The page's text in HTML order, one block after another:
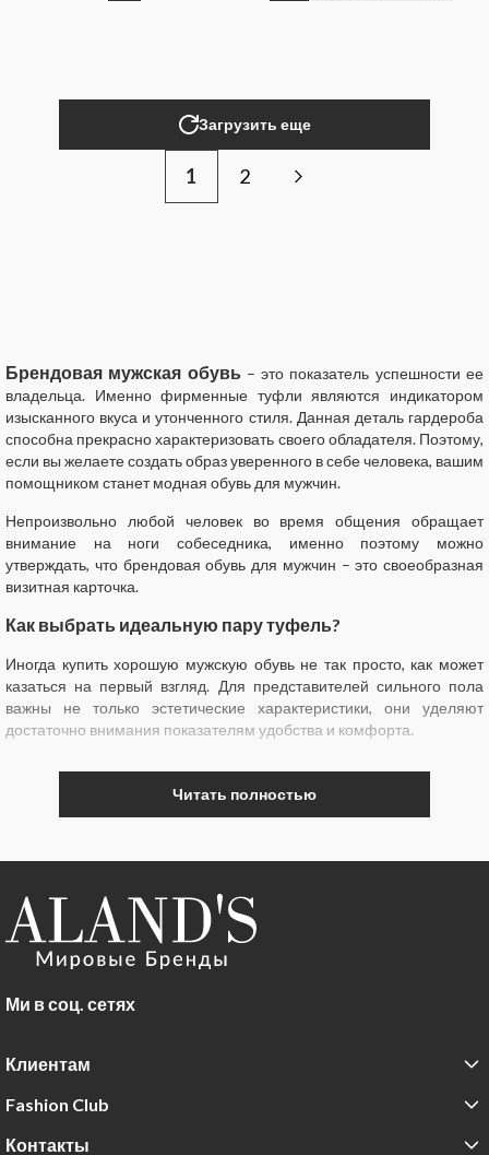
Загрузить еще
1 2
Брендовая мужская обувь– это показатель успешности ее
владельца. Именно фирменные туфли являются индикатором
изысканного вкуса и утонченного стиля. Данная деталь гардероба
способна прекрасно характеризовать своего обладателя. Поэтому,
если вы желаете создать образ уверенного в себе человека, вашим
помощником станет модная обувь для мужчин.
Непроизвольно любой человек во время общения обращает
внимание на ноги собеседника, именно поэтому можно
утверждать, что брендовая обувь для мужчин – это своеобразная
визитная карточка.
Как выбрать идеальную пару туфель?
Иногда купить хорошую мужскую обувь не так просто, как может
казаться на первый взгляд. Для представителей сильного пола
важны не только эстетические характеристики, они уделяют
достаточно внимания показателям удобства и комфорта.
Разумеется, качественная обувь для мужчин отличается высокой
стоимостью. В данном случае цена говорит о высоком качестве и
гардероба;
- не стоит останавливаться на слишком узком или просторном
образце;
производители дорожат своей репутацией, в таких изделиях
продумана каждая деталь: стельки, подошва и фурнитура.
Стильная обувь для мужчин способна стать удачным завершением
Читать полностью
Ми в соц. сетях
Клиентам
Fashion Club
Контакты